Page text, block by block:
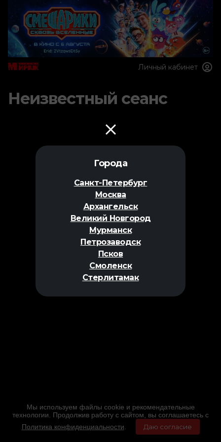
Города
Санкт-Петербург
Москва
Архангельск
Великий Новгород
Мурманск
Петрозаводск
Псков
Смоленск
Стерлитамак
Личный кабинет
Неизвестный сеанс
Мы используем файлы cookie и рекомендательные
технологии. Продолжив работу с сайтом, вы соглашаетесь с
Политика конфиденциальности
Даю согласие